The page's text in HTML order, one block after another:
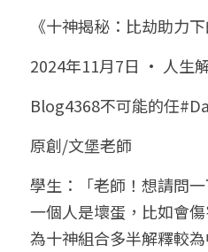
八字雜記
心靈成長
人氣最高
站長精選
臉書生活
好書推廌
Podcast聽書
團隊訓練營
八字視頻
陽宅視頻
線上直播
自我挑戰
線上學苑
八字初階班1
八字初階班2
八字進階班
八字中階班
八字高階班
命理商城
八字完整班
《十神高階實戰錄》完
科學八字推理PDF
八字批命
我的著作
科學八字推理1
科學八字推理2
科學八字推理3
與我預約
批命預約
上課預約
登錄/註冊
搜索
《十神揭秘：比劫助力
2024年11月7日 · 人生
Blog4368不可能的任
原創/文堡老師
學生：「老師！想請問
一個人是壞蛋，比如會
為十神組合多半解釋較